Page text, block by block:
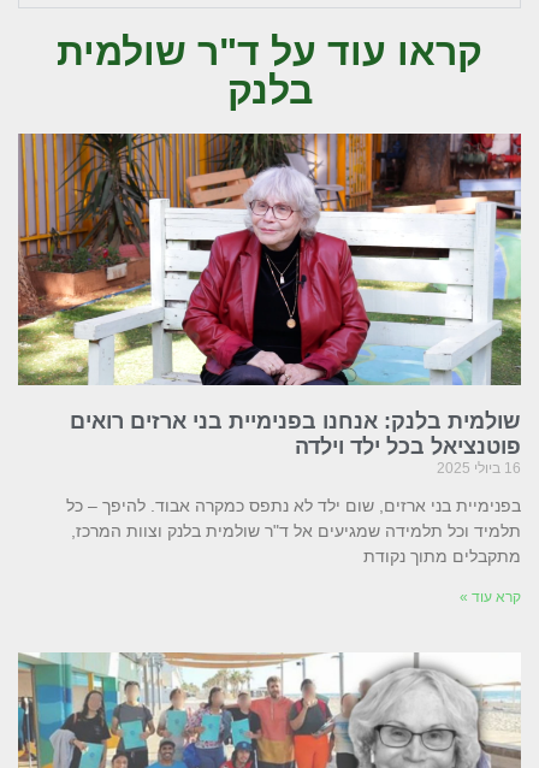
קראו עוד על ד"ר שולמית
בלנק
שולמית בלנק: אנחנו בפנימיית בני ארזים רואים
פוטנציאל בכל ילד וילדה
16 ביולי 2025
בפנימיית בני ארזים, שום ילד לא נתפס כמקרה אבוד. להיפך – כל
תלמיד וכל תלמידה שמגיעים אל ד"ר שולמית בלנק וצוות המרכז,
מתקבלים מתוך נקודת
קרא עוד »